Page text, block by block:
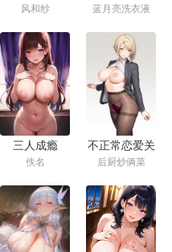
被人当众露出
肛交，最后精
神崩溃！
风和纱 蓝月亮洗衣液
三人成瘾
（1v2、3P、
兄弟盖饭）
佚名
不正常恋爱关
系
后厨炒俩菜